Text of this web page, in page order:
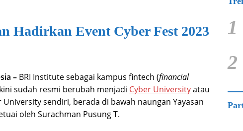
Hadirkan Event Cyber Fest 2023
– BRI Institute sebagai kampus fintech (financial
sudah resmi berubah menjadi Cyber Universityatau
sendiri, berada di bawah naungan Yayasan
oleh Surachman Pusung T.
1
2